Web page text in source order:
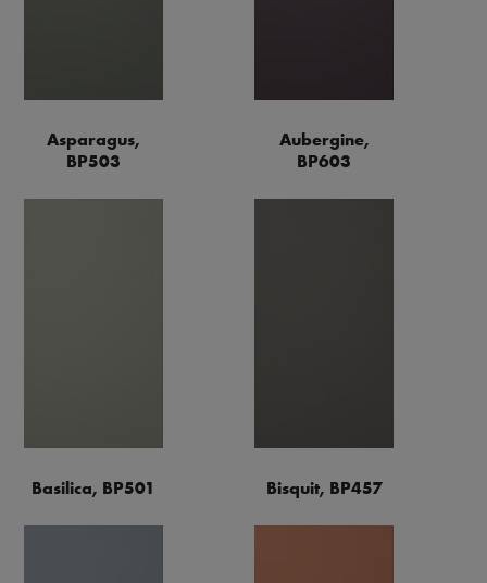
Asparagus,
BP503
Aubergine,
BP603
Basilica, BP501 Bisquit, BP457